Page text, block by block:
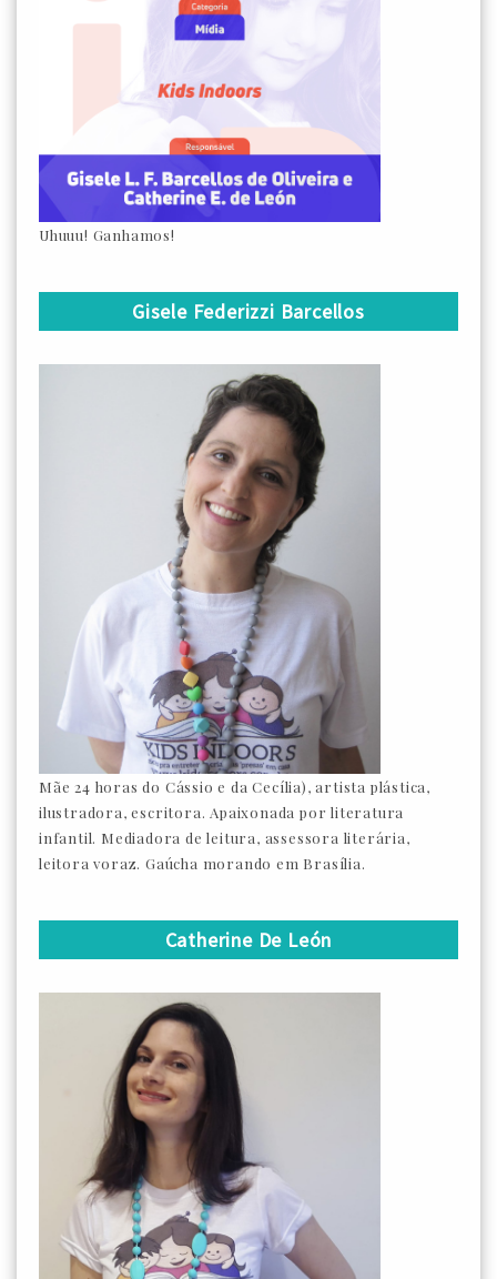
Uhuuu! Ganhamos!
Gisele Federizzi Barcellos
Mãe 24 horas do Cássio e da Cecília), artista plástica,
ilustradora, escritora. Apaixonada por literatura
infantil. Mediadora de leitura, assessora literária,
leitora voraz. Gaúcha morando em Brasília.
Catherine De León